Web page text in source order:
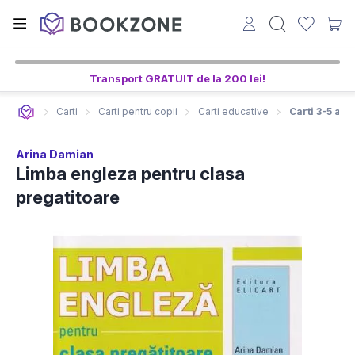
Transport GRATUIT de la 200 lei!
Carti Carti pentru copii Carti educative Carti 3-5 ani
Arina Damian
Limba engleza pentru clasa
pregatitoare